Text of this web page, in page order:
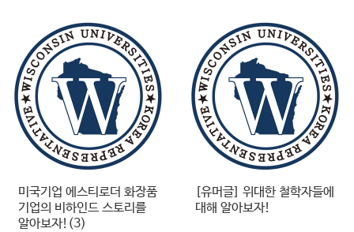
미국기업 에스티로더 화장품
기업의 비하인드 스토리를
알아보자!(3)
[유머글] 위대한 철학자들에
대해 알아보자!